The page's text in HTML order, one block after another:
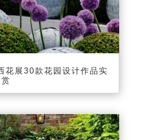
花展30款花园设计作品实